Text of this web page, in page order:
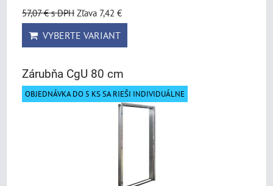
57,07 €s DPH Zľava 7,42 €
VYBERTE VARIANT
Zárubňa CgU 80 cm
OBJEDNÁVKA DO 5 KS SA RIEŠI INDIVIDUÁLNE